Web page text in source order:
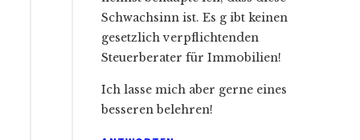
Schwachsinn ist. Es g ibt keinen
gesetzlich verpflichtenden
Steuerberater für Immobilien!
Ich lasse mich aber gerne eines
besseren belehren!